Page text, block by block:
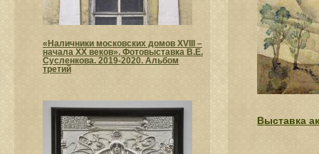
Выставка
«Наличники московских домов XVIII –
начала XX веков». Фотовыставка В.Е.
Сусленкова. 2019-2020. Альбом
третий